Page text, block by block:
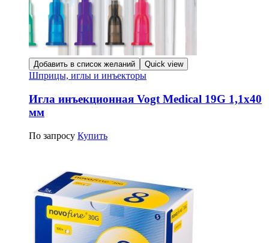
Добавить в список желаний Quick view
Шприцы, иглы и инъекторы
Игла инъекционная Vogt Medical 19G 1,1х40
мм
По запросу Купить